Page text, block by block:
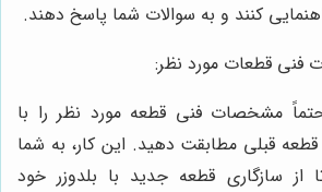
کنند و به سوالات شما پاسخ دهند.
قطعات مورد نظر:
مشخصات فنی قطعه مورد نظر را با
قبلی مطابقت دهید. این کار، به شما
سازگاری قطعه جدید با بلدوزر خود